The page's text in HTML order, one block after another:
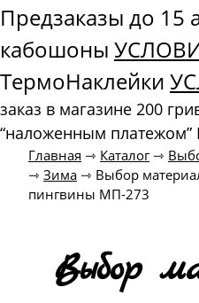
Предзаказы до 15
кабошоны
ТермоНаклейки
заказ в магазине 200
“наложенным платежом”
Главная ⇾ Каталог⇾
⇾ Зима ⇾ Выбор
пингвины МП-273
Выбор